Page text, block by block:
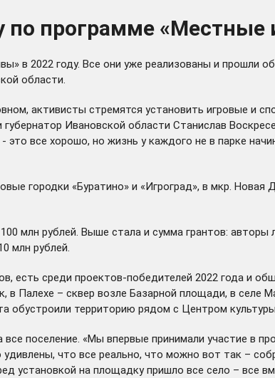
по программе
в 2022 году. Все они уже реализованы и прошли
области.
активисты стремятся установить игровые и
губернатор Ивановской области Станислав
все хорошо, но жизнь у каждого не в парке
городки «Буратино» и «Игроград», в мкр. Новая
млн рублей. Выше стала и сумма грантов: авторы
млн рублей.
среди проектов-победителей 2022 года и
в Палехе – сквер возле Базарной площади, в селе
обустроили территорию рядом с Центром культуры
поселение. «Мы впервые принимали участие в
что все реально, что можно вот так –
установкой на площадку пришло все село – все